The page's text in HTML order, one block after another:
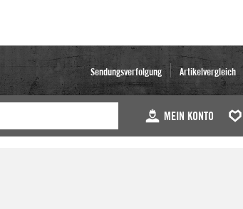
Sendungsverfolgung Artikelvergleich
MEIN KONTO